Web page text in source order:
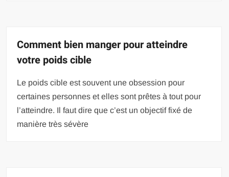
Comment bien manger pour atteindre
votre poids cible
Le poids cible est souvent une obsession pour
certaines personnes et elles sont prêtes à tout pour
l’atteindre. Il faut dire que c’est un objectif fixé de
manière très sévère